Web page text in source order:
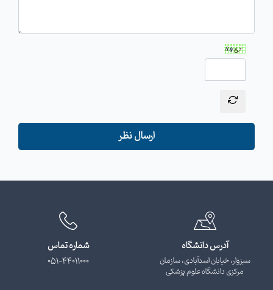
ارسال نظر
آدرس دانشگاه
سبزوار، خیابان اسدآبادی، سازمان
مرکزی دانشگاه علوم پزشکی
شماره تماس
051-44011000